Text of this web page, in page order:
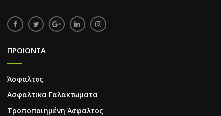
ΠΡΟΙΟΝΤΑ
Άσφαλτος
Ασφαλτικα Γαλακτωματα
Τροποποιημένη Άσφαλτος